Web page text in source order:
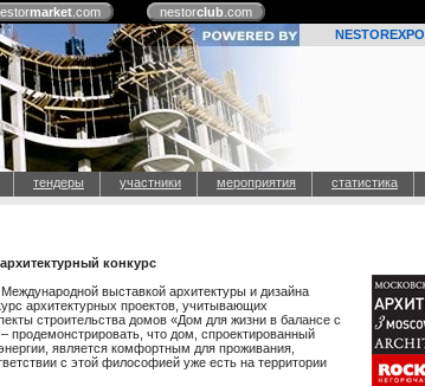
market.com nestorclub.com
NESTOREXPO
тендеры участники мероприятия статистика
конкурс
выставкой архитектуры и дизайна
архитектурных проектов, учитывающих
строительства домов «Дом для жизни в балансе с
продемонстрировать, что дом, спроектированный
является комфортным для проживания,
с этой философией уже есть на территории